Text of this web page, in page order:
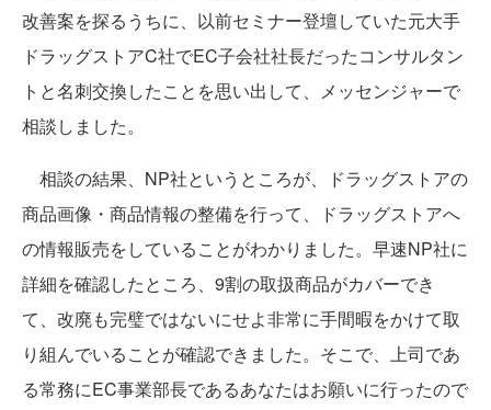
改善案を探るうちに、以前セミナー登壇していた元大手
ドラッグストアC社でEC子会社社長だったコンサルタン
トと名刺交換したことを思い出して、メッセンジャーで
相談しました。
相談の結果、NP社というところが、ドラッグストアの
商品画像・商品情報の整備を行って、ドラッグストアへ
の情報販売をしていることがわかりました。早速NP社に
詳細を確認したところ、9割の取扱商品がカバーでき
て、改廃も完璧ではないにせよ非常に手間暇をかけて取
り組んでいることが確認できました。そこで、上司であ
る常務にEC事業部長であるあなたはお願いに行ったので